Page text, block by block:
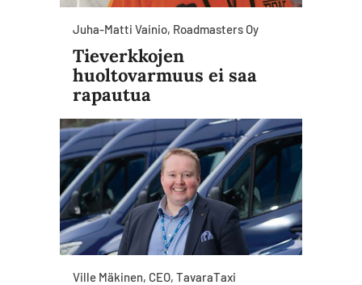
Juha-Matti Vainio, Roadmasters Oy
Tieverkkojen
huoltovarmuus ei saa
rapautua
Ville Mäkinen, CEO, TavaraTaxi